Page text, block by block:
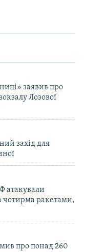
заявив про
Лозової
захід для
атакували
чотирма ракетами,
про понад 260